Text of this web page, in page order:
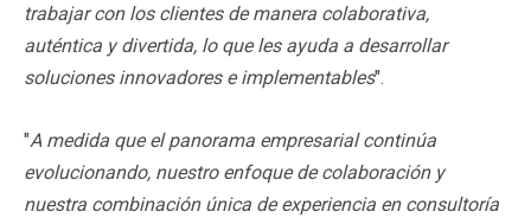
trabajar con los clientes de manera colaborativa,
auténtica y divertida, lo que les ayuda a desarrollar
soluciones innovadores e implementables".
"A medida que el panorama empresarial continúa
evolucionando, nuestro enfoque de colaboración y
nuestra combinación única de experiencia en consultoría